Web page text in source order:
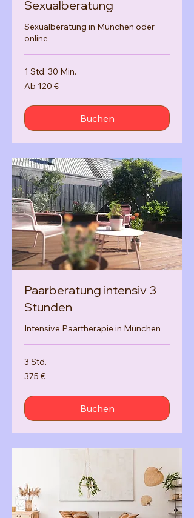
Sexualberatung
Sexualberatung in München oder
online
1 Std. 30 Min.
Ab
120
Ab 120 €
Buchen
Paarberatung intensiv 3
Stunden
Intensive Paartherapie in München
3 Std.
375
Euro
375 €
Buchen